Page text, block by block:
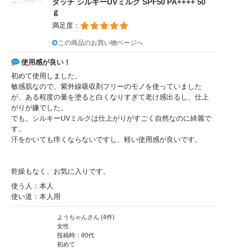
タッチ シルキーUVミルク SPF50 PA++++ 50
ｇ
満足度：
この商品のお買い物ページへ
使用感が良い！
初めて使用しました。
敏感肌なので、紫外線吸収剤フリーのモノを使っていました
が、ある程度の量を塗ると白くなりすぎて老け感出るし、仕上
がりが嫌でした。
でも、シルキーUVミルクは仕上がりがすごく自然なのに綺麗で
す。
汗をかいても痒くならないですし、軽い使用感が良いです。
乾燥もなく、お気に入りです。
使う人：本人
使い道：本人用
ようちゃんさん (4件)
女性
投稿時：80代
初めて